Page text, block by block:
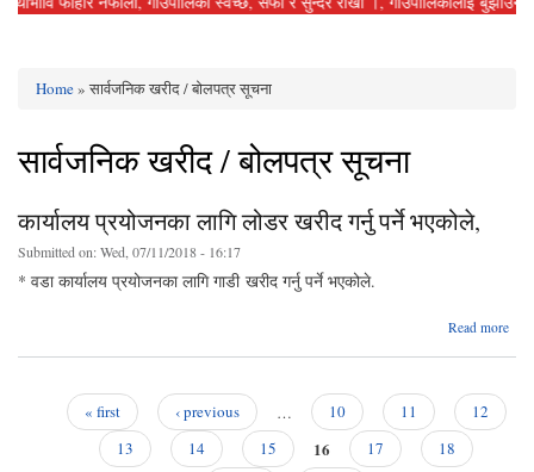
Home» सार्वजनिक खरीद / बोलपत्र सूचना
सार्वजनिक खरीद / बोलपत्र सूचना
कार्यालय प्रयोजनका लागि लोडर खरीद गर्नु पर्ने भएकोले,
Submitted on:Wed, 07/11/2018 - 16:17
* वडा कार्यालय प्रयोजनका लागि गाडी खरीद गर्नु पर्ने भएकोले.
Read more
« first ‹ previous … 10 11
12
13
14 15 16 17
18